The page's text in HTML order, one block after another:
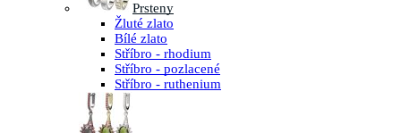
Prsteny
Žluté zlato
Bílé zlato
Stříbro - rhodium
Stříbro - pozlacené
Stříbro - ruthenium